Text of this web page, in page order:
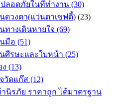
ลอดภัยในที่ทำงาน (30)
ดวงตา(แว่นตาเซฟตี้) (23)
างเดินหายใจ (69)
มือ (51)
ศีรษะและใบหน้า (25)
(13)
วัดแก๊ส (12)
านิรภัย ราคาถูก ได้มาตรฐาน